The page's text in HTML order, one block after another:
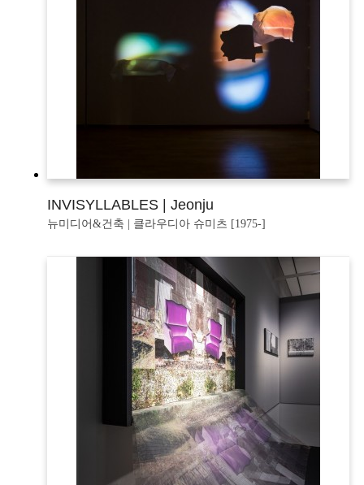
INVISYLLABLES | Jeonju
뉴미디어&건축 | 클라우디아 슈미츠 [1975-]